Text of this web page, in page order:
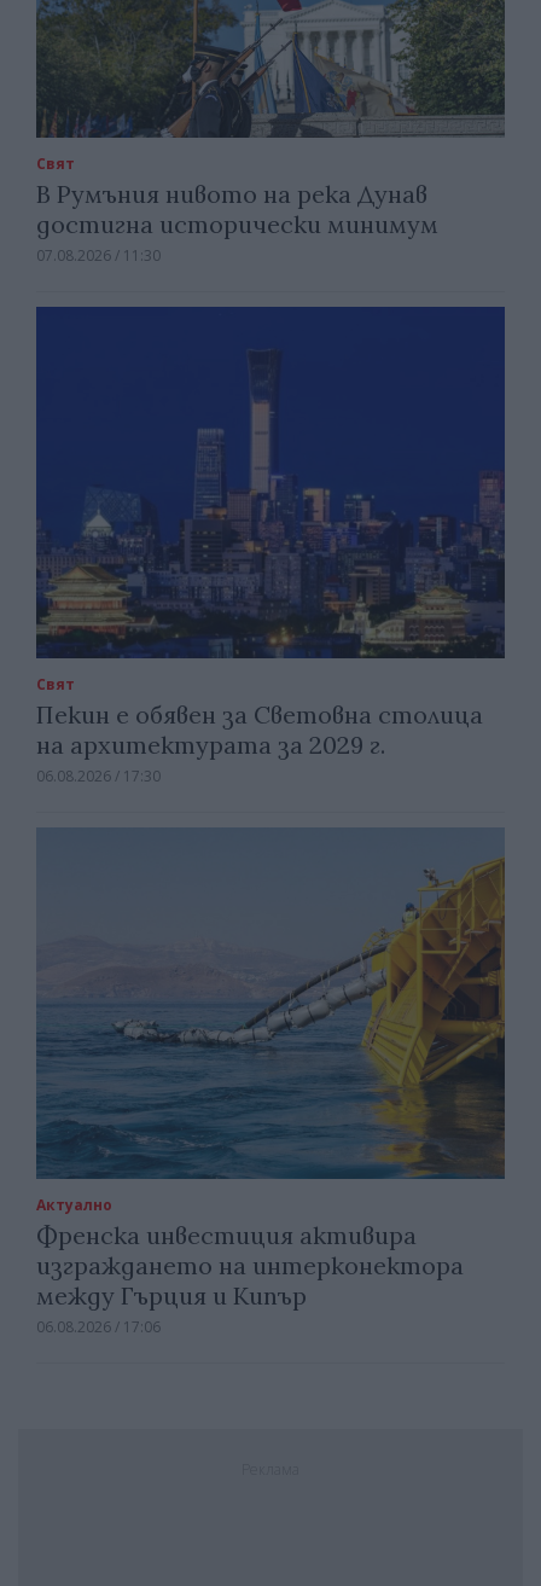
Свят
В Румъния нивото на река Дунав
достигна исторически минимум
07.08.2026 / 11:30
Свят
Пекин е обявен за Световна столица
на архитектурата за 2029 г.
06.08.2026 / 17:30
Актуално
Френска инвестиция активира
изграждането на интерконектора
между Гърция и Кипър
06.08.2026 / 17:06